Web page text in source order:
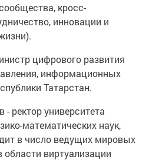
кросс-
инновации и
цифрового развития
информационных
Татарстан.
ректор университета
математических наук,
в число ведущих мировых
виртуализации